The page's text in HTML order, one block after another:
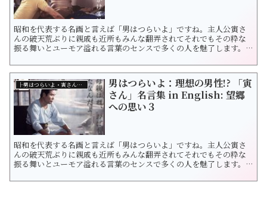
昭和を代表する名画と言えば「男はつらいよ」ですね。主人公寅さ
んの破天荒ぶりに親戚も近所もみんな翻弄されてそれでもその粋な
振る舞いとユーモア溢れる言葉のセンスで多くの人を魅了します。
に言えば「It is hard to live as a guy.」ですね。 右も見ても左を...
├男はつらいよ・寅さんから学ぶこと
男はつらいよ：理想の男性!? 「寅
さん」名言集 in English: 望郷
への思い３
昭和を代表する名画と言えば「男はつらいよ」ですね。主人公寅さ
んの破天荒ぶりに親戚も近所もみんな翻弄されてそれでもその粋な
振る舞いとユーモア溢れる言葉のセンスで多くの人を魅了します。
に言えば「It is hard to live as a guy.」ですね。右も見...